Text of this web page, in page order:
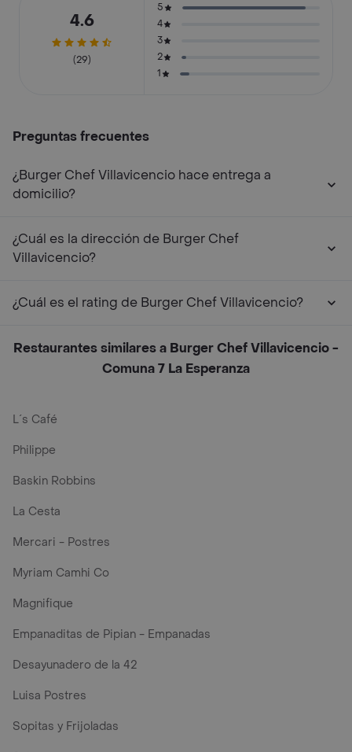
4.6
(29)
5
4
3
2
1
Preguntas frecuentes
¿Burger Chef Villavicencio hace entrega a
domicilio?
¿Cuál es la dirección de Burger Chef
Villavicencio?
¿Cuál es el rating de Burger Chef Villavicencio?
Restaurantes similares a Burger Chef Villavicencio -
Comuna 7 La Esperanza
L´s Café
Philippe
Baskin Robbins
La Cesta
Mercari - Postres
Myriam Camhi Co
Magnifique
Empanaditas de Pipian - Empanadas
Desayunadero de la 42
Luisa Postres
Sopitas y Frijoladas